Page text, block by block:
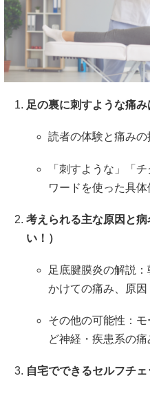
足の裏に刺すような痛
読者の体験と痛み
「刺すような」「
ワードを使った具体
考えられる主な原因と
い！）
足底腱膜炎の解説
かけての痛み、原因
その他の可能性：
ど神経・疾患系の痛
自宅でできるセルフチ